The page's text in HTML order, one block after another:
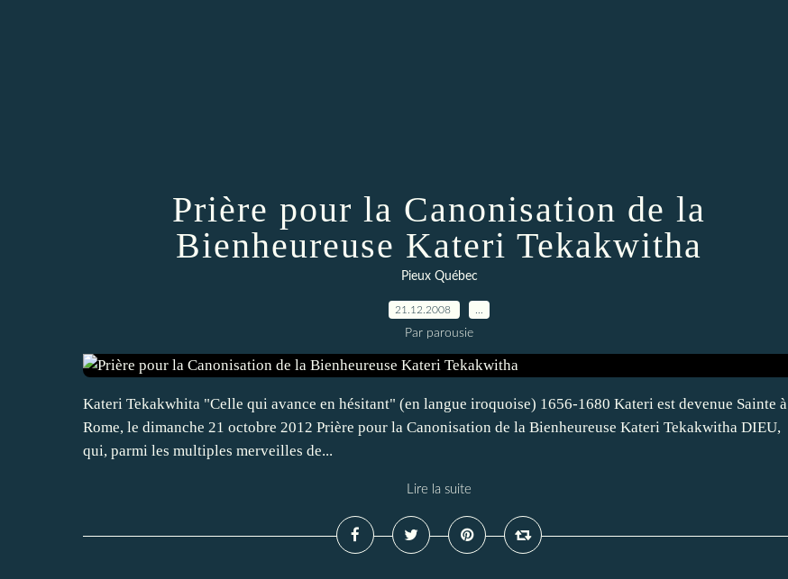
Prière pour la Canonisation de la
Bienheureuse Kateri Tekakwitha
Pieux Québec
21.12.2008
Par parousie
Kateri Tekakwhita "Celle qui avance en hésitant" (en langue iroquoise) 1656-1680 Kateri est devenue Sainte à
Rome, le dimanche 21 octobre 2012 Prière pour la Canonisation de la Bienheureuse Kateri Tekakwitha DIEU,
qui, parmi les multiples merveilles de...
Lire la suite